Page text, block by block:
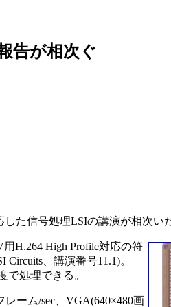
告が相次ぐ
た信号処理LSIの講演が相次い
H.264 High Profile対応の符
、講演番号11.1)。
で処理できる。
ーム/sec、VGA(640×480画